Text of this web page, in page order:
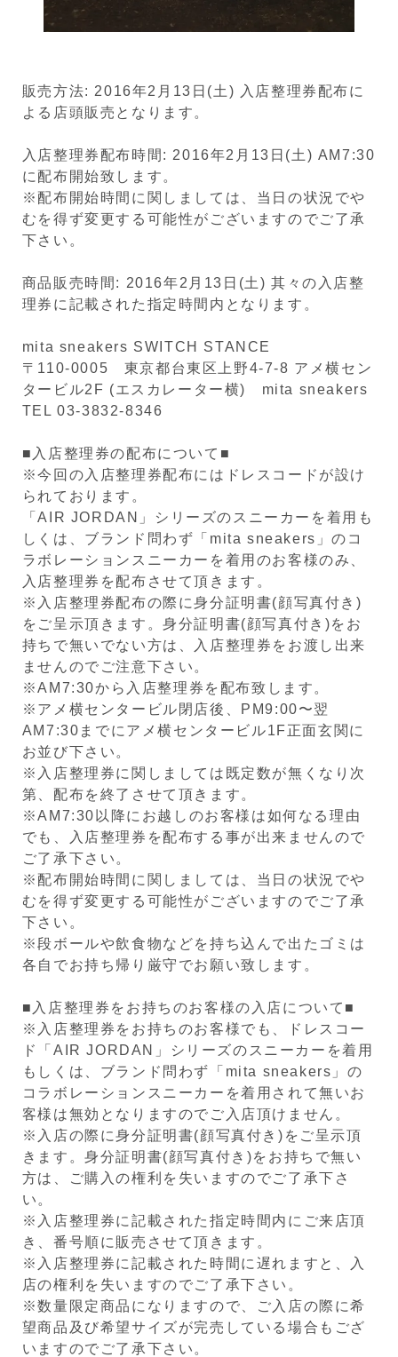
販売方法: 2016年2月13日(土) 入店整理券配布に
よる店頭販売となります。
入店整理券配布時間: 2016年2月13日(土) AM7:30
に配布開始致します。
※配布開始時間に関しましては、当日の状況でや
むを得ず変更する可能性がございますのでご了承
下さい。
商品販売時間: 2016年2月13日(土) 其々の入店整
理券に記載された指定時間内となります。
mita sneakers SWITCH STANCE
〒110-0005 東京都台東区上野4-7-8 アメ横セン
タービル2F (エスカレーター横) mita sneakers
TEL 03-3832-8346
■入店整理券の配布について■
※今回の入店整理券配布にはドレスコードが設け
られております。
「AIR JORDAN」シリーズのスニーカーを着用も
しくは、ブランド問わず「mita sneakers」のコ
ラボレーションスニーカーを着用のお客様のみ、
入店整理券を配布させて頂きます。
※入店整理券配布の際に身分証明書(顔写真付き)
をご呈示頂きます。身分証明書(顔写真付き)をお
持ちで無いでない方は、入店整理券をお渡し出来
ませんのでご注意下さい。
※AM7:30から入店整理券を配布致します。
※アメ横センタービル閉店後、PM9:00〜翌
AM7:30までにアメ横センタービル1F正面玄関に
お並び下さい。
※入店整理券に関しましては既定数が無くなり次
第、配布を終了させて頂きます。
※AM7:30以降にお越しのお客様は如何なる理由
でも、入店整理券を配布する事が出来ませんので
ご了承下さい。
※配布開始時間に関しましては、当日の状況でや
むを得ず変更する可能性がございますのでご了承
下さい。
※段ボールや飲食物などを持ち込んで出たゴミは
各自でお持ち帰り厳守でお願い致します。
■入店整理券をお持ちのお客様の入店について■
※入店整理券をお持ちのお客様でも、ドレスコー
ド「AIR JORDAN」シリーズのスニーカーを着用
もしくは、ブランド問わず「mita sneakers」の
コラボレーションスニーカーを着用されて無いお
客様は無効となりますのでご入店頂けません。
※入店の際に身分証明書(顔写真付き)をご呈示頂
きます。身分証明書(顔写真付き)をお持ちで無い
方は、ご購入の権利を失いますのでご了承下さ
い。
※入店整理券に記載された指定時間内にご来店頂
き、番号順に販売させて頂きます。
※入店整理券に記載された時間に遅れますと、入
店の権利を失いますのでご了承下さい。
※数量限定商品になりますので、ご入店の際に希
望商品及び希望サイズが完売している場合もござ
いますのでご了承下さい。